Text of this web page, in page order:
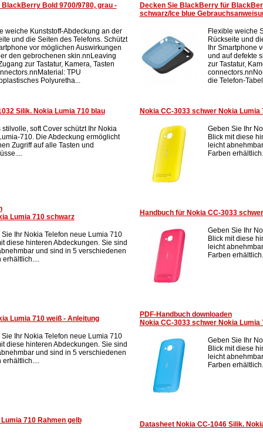
Bold 9700/9780, grau -
weiche Kunststoff-Abdeckung an der
und die Seiten des Telefons. Schützt
vor möglichen Auswirkungen
den gebrochenen skin.nnLeaving
zur Tastatur, Kamera, Tasten
TPU
Polyuretha...
Decken Sie BlackBerry für
schwarz/Ice blue
Flexible weiche
Rückseite und
Ihr Smartphone
und auf defekte
zur Tastatur,
die Telefon-
Silik. Nokia Lumia 710 blau
stilvolle, soft Cover schützt Ihr Nokia
710. Die Abdeckung ermöglicht
Zugriff auf alle Tasten und
Nokia CC-3033 schwer Nokia Lumia
Geben Sie Ihr
Blick mit diese
leicht
Farben
Lumia 710 schwarz
Ihr Nokia Telefon neue Lumia 710
diese hinteren Abdeckungen. Sie sind
und sind in 5 verschiedenen
erhältlich....
Handbuch für Nokia CC-3033
Geben Sie Ihr
Blick mit diese
leicht
Farben
Lumia 710 weiß - Anleitung
Ihr Nokia Telefon neue Lumia 710
diese hinteren Abdeckungen. Sie sind
und sind in 5 verschiedenen
erhältlich....
PDF-Handbuch downloaden
Nokia CC-3033 schwer Nokia Lumia
Geben Sie Ihr
Blick mit diese
leicht
Farben
710 Rahmen gelb Datasheet Nokia CC-1046 Silik.